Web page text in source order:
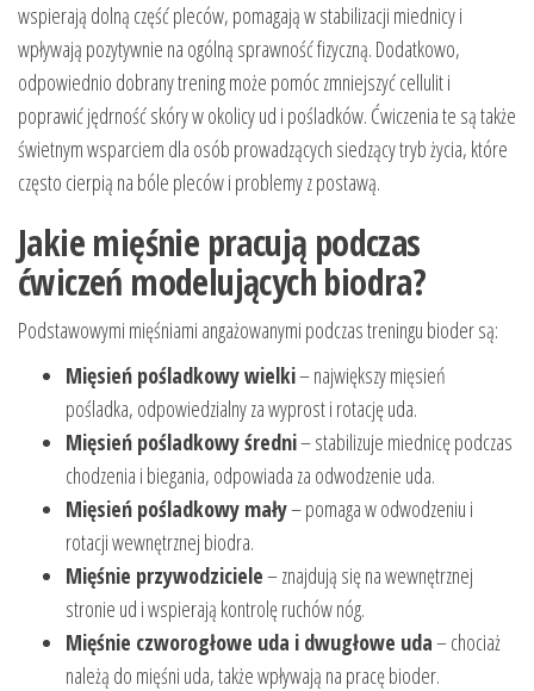
wspierają dolną część pleców, pomagają w stabilizacji miednicy i
wpływają pozytywnie na ogólną sprawność fizyczną. Dodatkowo,
odpowiednio dobrany trening może pomóc zmniejszyć cellulit i
poprawić jędrność skóry w okolicy ud i pośladków. Ćwiczenia te są także
świetnym wsparciem dla osób prowadzących siedzący tryb życia, które
często cierpią na bóle pleców i problemy z postawą.
Jakie mięśnie pracują podczas
ćwiczeń modelujących biodra?
Podstawowymi mięśniami angażowanymi podczas treningu bioder są:
Mięsień pośladkowy wielki– największy mięsień
pośladka, odpowiedzialny za wyprost i rotację uda.
Mięsień pośladkowy średni– stabilizuje miednicę podczas
chodzenia i biegania, odpowiada za odwodzenie uda.
Mięsień pośladkowy mały– pomaga w odwodzeniu i
rotacji wewnętrznej biodra.
Mięśnie przywodziciele– znajdują się na wewnętrznej
stronie ud i wspierają kontrolę ruchów nóg.
Mięśnie czworogłowe uda i dwugłowe uda– chociaż
należą do mięśni uda, także wpływają na pracę bioder.